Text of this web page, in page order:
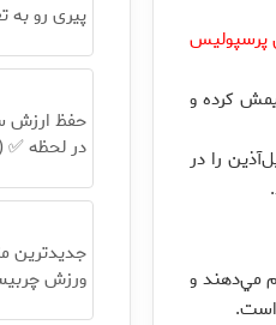
پرسپولیس
كرده و
را در
مي‌دهند و
است.
پیری رو به
حفظ ارزش
در لحظه ✅
جدیدترین
ورزش چربیسوزی را